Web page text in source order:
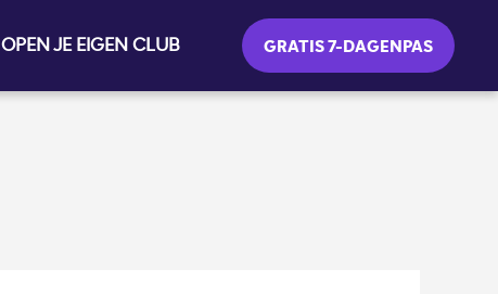
OPEN JE EIGEN CLUB GRATIS 7-DAGENPAS